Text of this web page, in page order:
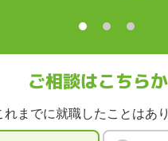
ご相談はこちら
れまでに就職したことはあ